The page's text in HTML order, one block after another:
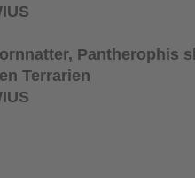
Pantherophis
Terrarien